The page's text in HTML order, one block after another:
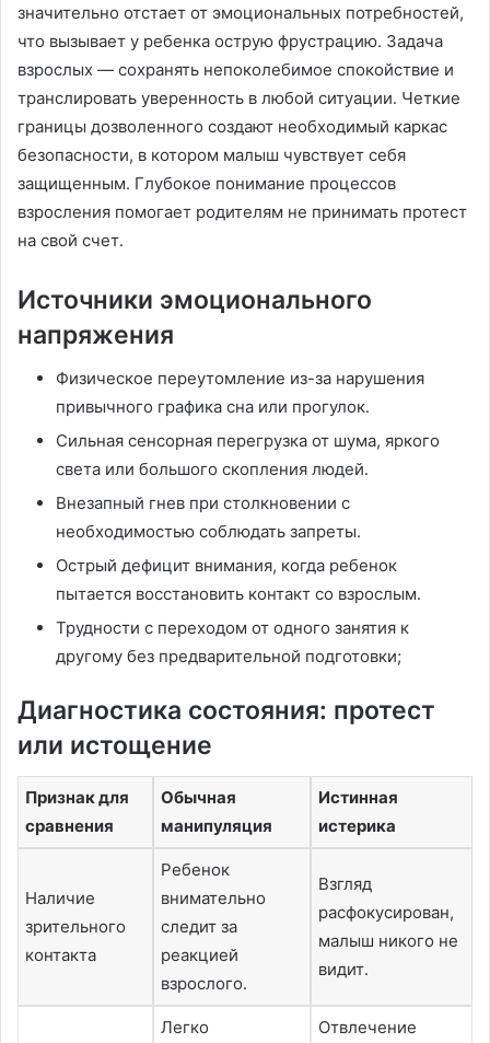
значительно отстает от эмоциональных потребностей,
что вызывает у ребенка острую фрустрацию․ Задача
взрослых — сохранять непоколебимое спокойствие и
транслировать уверенность в любой ситуации․ Четкие
границы дозволенного создают необходимый каркас
безопасности, в котором малыш чувствует себя
защищенным․ Глубокое понимание процессов
взросления помогает родителям не принимать протест
на свой счет․
Источники эмоционального
напряжения
Физическое переутомление из-за нарушения
привычного графика сна или прогулок․
Сильная сенсорная перегрузка от шума, яркого
света или большого скопления людей․
Внезапный гнев при столкновении с
необходимостью соблюдать запреты․
Острый дефицит внимания, когда ребенок
пытается восстановить контакт со взрослым․
Трудности с переходом от одного занятия к
другому без предварительной подготовки;
Диагностика состояния: протест
или истощение
Признак для
сравнения
Обычная
манипуляция
Истинная
истерика
Наличие
зрительного
контакта
Ребенок
внимательно
следит за
реакцией
взрослого․
Взгляд
расфокусирован,
малыш никого не
видит․
Легко Отвлечение